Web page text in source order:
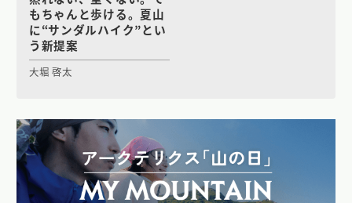
もちゃんと歩ける。夏山
に“サンダルハイク”とい
う新提案
大堀 啓太